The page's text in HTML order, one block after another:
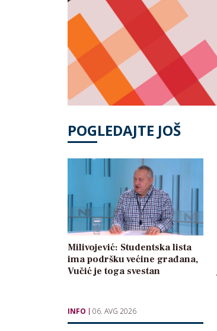
POGLEDAJTE JOŠ
Milivojević: Studentska lista
ima podršku većine građana,
Vučić je toga svestan
INFO 06. AVG 2026